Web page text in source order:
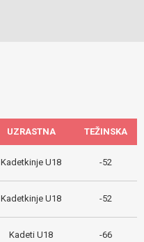
UZRASTNA TEŽINSKA
Kadetkinje U18 -52
Kadetkinje U18 -52
Kadeti U18 -66